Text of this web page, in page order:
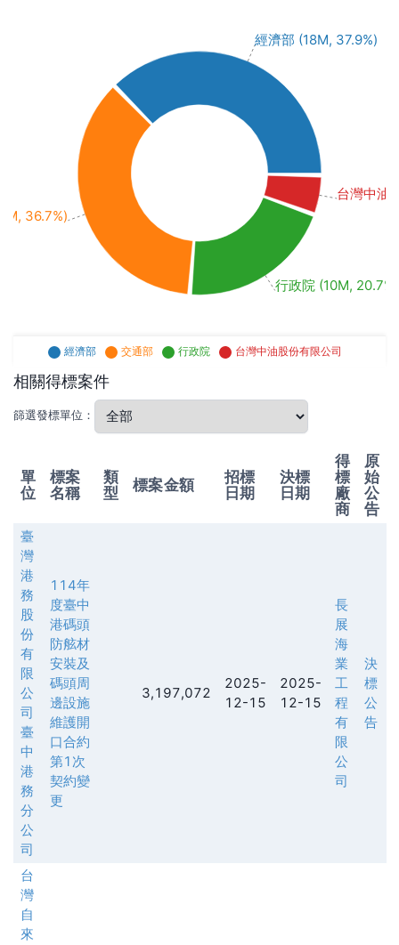
經濟部 (18M, 37.9%)
36.7%)
行政院 (10M, 20.7%)
台灣中油
經濟部 交通部 行政院 台灣中油股份有限公司
相關得標案件
篩選發標單位：
單
位
標案
名稱
類
型
標案金額
招標
日期
決標
日期
得
標
廠
商
原
始
公
告
臺
灣
港
務
股
份
有
限
公
司
臺
中
港
務
分
公
司
114年
度臺中
港碼頭
防舷材
安裝及
碼頭周
邊設施
維護開
口合約
第1次
契約變
更
3,197,072
2025-
12-15
2025-
12-15
長
展
海
業
工
程
有
限
公
司
決
標
公
告
台
灣
自
來